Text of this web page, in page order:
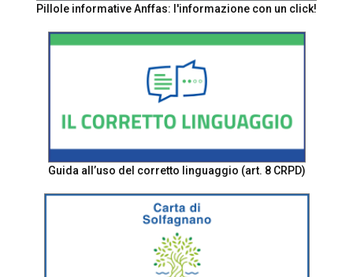
Pillole informative Anffas: l'informazione con un click!
Guida all’uso del corretto linguaggio (art. 8 CRPD)